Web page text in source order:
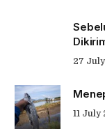
27 July
11 July